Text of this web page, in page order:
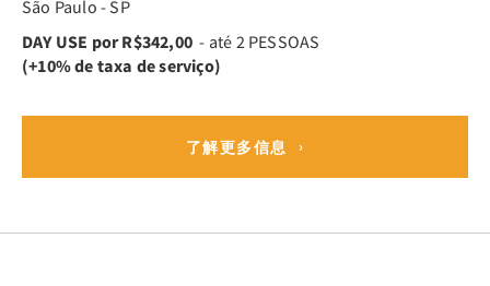
São Paulo - SP
DAY USE por R$342,00 - até 2 PESSOAS
(+10% de taxa de serviço)
了解更多信息